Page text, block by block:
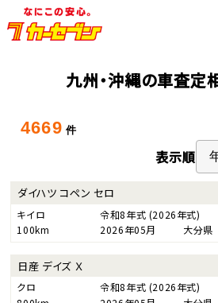
九州・沖縄の車査定
4669 件
表示順
ダイハツ コペン セロ
キイロ 令和8年式 (2026年式)
100km
2026年05月 大分県
日産 デイズ Ｘ
クロ 令和8年式 (2026年式)